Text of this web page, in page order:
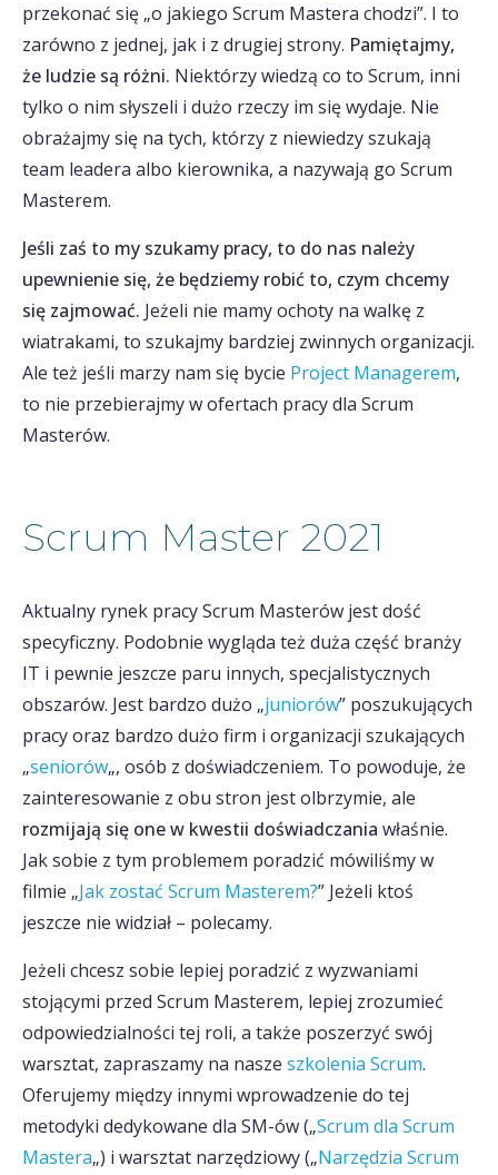
przekonać się „o jakiego Scrum Mastera chodzi”. I to
zarówno z jednej, jak i z drugiej strony. Pamiętajmy,
że ludzie są różni. Niektórzy wiedzą co to Scrum, inni
tylko o nim słyszeli i dużo rzeczy im się wydaje. Nie
obrażajmy się na tych, którzy z niewiedzy szukają
team leadera albo kierownika, a nazywają go Scrum
Masterem.
Jeśli zaś to my szukamy pracy, to do nas należy
upewnienie się, że będziemy robić to, czym chcemy
się zajmować. Jeżeli nie mamy ochoty na walkę z
wiatrakami, to szukajmy bardziej zwinnych organizacji.
Ale też jeśli marzy nam się bycie Project Managerem,
to nie przebierajmy w ofertach pracy dla Scrum
Masterów.
Scrum Master 2021
Aktualny rynek pracy Scrum Masterów jest dość
specyficzny. Podobnie wygląda też duża część branży
IT i pewnie jeszcze paru innych, specjalistycznych
obszarów. Jest bardzo dużo „juniorów” poszukujących
pracy oraz bardzo dużo firm i organizacji szukających
„seniorów„, osób z doświadczeniem. To powoduje, że
zainteresowanie z obu stron jest olbrzymie, ale
rozmijają się one w kwestii doświadczania właśnie.
Jak sobie z tym problemem poradzić mówiliśmy w
filmie „Jak zostać Scrum Masterem?” Jeżeli ktoś
jeszcze nie widział – polecamy.
Jeżeli chcesz sobie lepiej poradzić z wyzwaniami
stojącymi przed Scrum Masterem, lepiej zrozumieć
odpowiedzialności tej roli, a także poszerzyć swój
warsztat, zapraszamy na nasze szkolenia Scrum.
Oferujemy między innymi wprowadzenie do tej
metodyki dedykowane dla SM-ów („Scrum dla Scrum
Mastera„) i warsztat narzędziowy („Narzędzia Scrum